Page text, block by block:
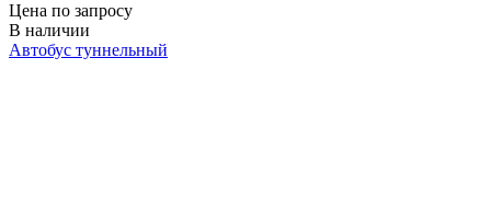
Цена по запросу
В наличии
Автобус туннельный